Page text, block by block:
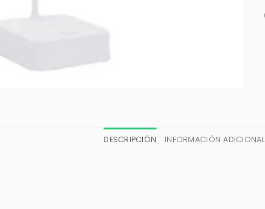
DESCRIPCIÓN INFORMACIÓN ADICIONAL